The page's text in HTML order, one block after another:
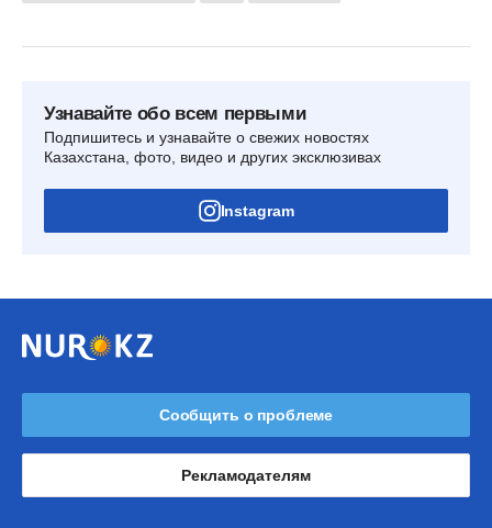
Узнавайте обо всем первыми
Подпишитесь и узнавайте о свежих новостях
Казахстана, фото, видео и других эксклюзивах
Instagram
Сообщить о проблеме
Рекламодателям